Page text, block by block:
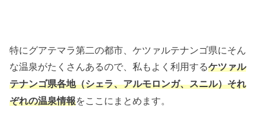
特にグアテマラ第二の都市、ケツァルテナンゴ県にそん
な温泉がたくさんあるので、私もよく利用するケツァル
テナンゴ県各地（シェラ、アルモロンガ、スニル）それ
ぞれの温泉情報をここにまとめます。